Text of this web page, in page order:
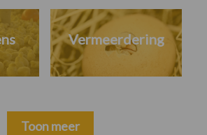
Vermeerdering
Toon meer